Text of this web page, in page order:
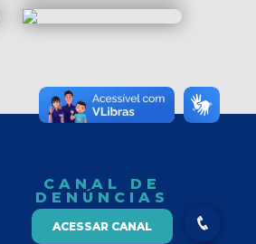
CANAL DE
DENÚNCIAS
ACESSAR CANAL